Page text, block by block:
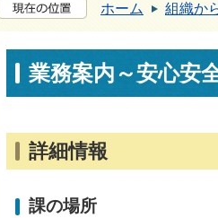
ホーム 組織か
業務案内～安心安
詳細情報
課の場所